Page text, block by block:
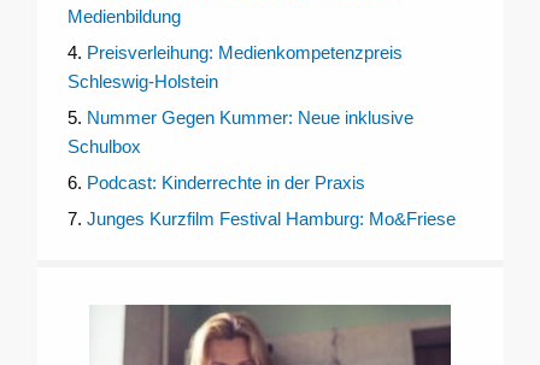
Medienbildung
4. Preisverleihung: Medienkompetenzpreis
Schleswig-Holstein
5. Nummer Gegen Kummer: Neue inklusive
Schulbox
6. Podcast: Kinderrechte in der Praxis
7. Junges Kurzfilm Festival Hamburg: Mo&Friese